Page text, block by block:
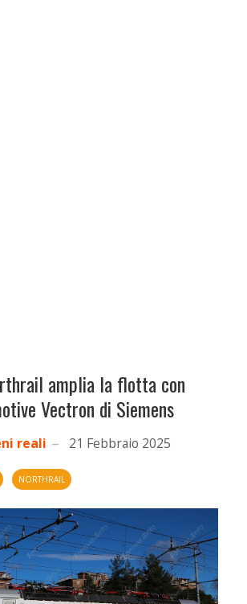
amplia la flotta con
Vectron di Siemens
reali 21 Febbraio 2025
NORTHRAIL